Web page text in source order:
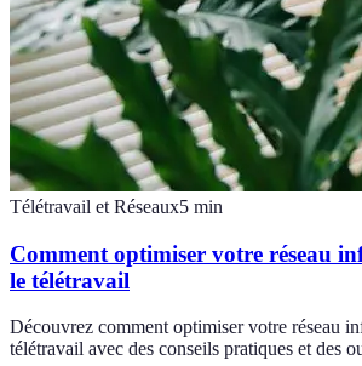
Télétravail et Réseaux5 min
Comment optimiser votre réseau
le télétravail
Découvrez comment optimiser votre réseau
télétravail avec des conseils pratiques et des